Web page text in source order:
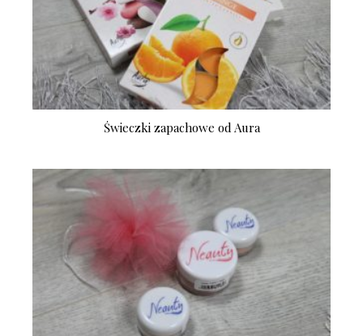
Świeczki zapachowe od Aura